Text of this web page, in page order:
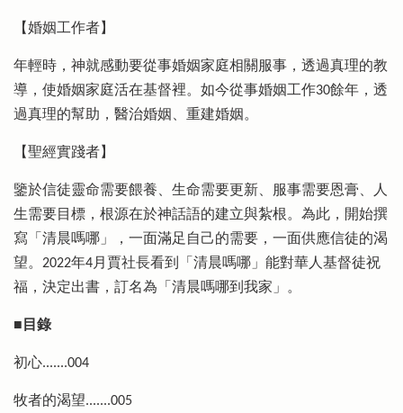
【婚姻工作者】
年輕時，神就感動要從事婚姻家庭相關服事，透過真理的教
導，使婚姻家庭活在基督裡。如今從事婚姻工作30餘年，透
過真理的幫助，醫治婚姻、重建婚姻。
【聖經實踐者】
鑒於信徒靈命需要餵養、生命需要更新、服事需要恩膏、人
生需要目標，根源在於神話語的建立與紮根。為此，開始撰
寫「清晨嗎哪」，一面滿足自己的需要，一面供應信徒的渴
望。2022年4月賈社長看到「清晨嗎哪」能對華人基督徒祝
福，決定出書，訂名為「清晨嗎哪到我家」。
■目錄
初心.......004
牧者的渴望.......005